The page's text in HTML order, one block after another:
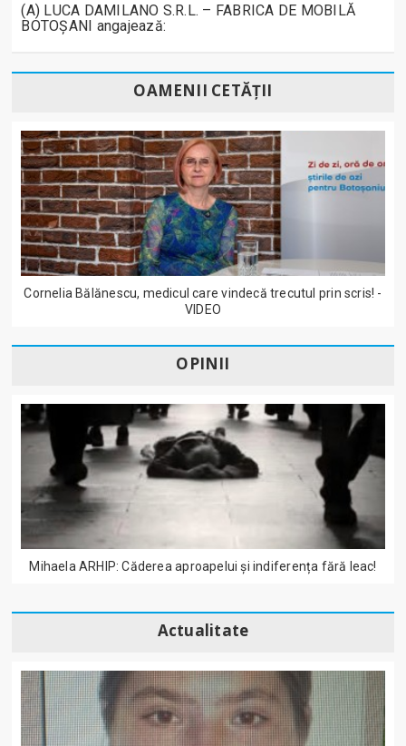
(A) LUCA DAMILANO S.R.L. – FABRICA DE MOBILĂ
BOTOȘANI angajează:
OAMENII CETĂȚII
Cornelia Bălănescu, medicul care vindecă trecutul prin scris! -
VIDEO
OPINII
Mihaela ARHIP: Căderea aproapelui și indiferența fără leac!
Actualitate